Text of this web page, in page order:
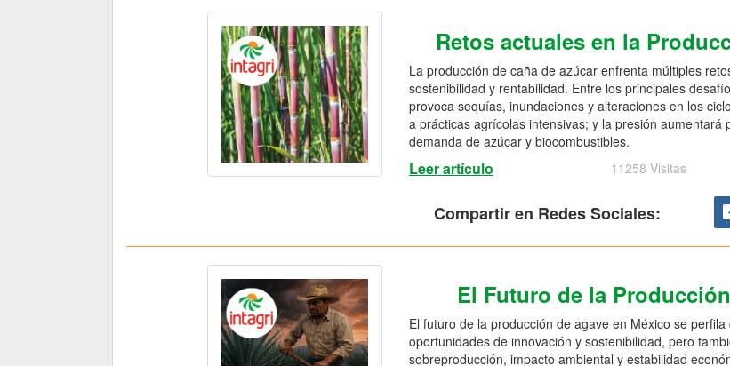
Retos actuales en la
La producción de caña de azúcar enfrenta múltiples
sostenibilidad y rentabilidad. Entre los principales
provoca sequías, inundaciones y alteraciones en los
a prácticas agrícolas intensivas; y la presión
demanda de azúcar y biocombustibles.
Leer artículo 11258 Visitas
Compartir en Redes Sociales:
El Futuro de la
El futuro de la producción de agave en México se
oportunidades de innovación y sostenibilidad, pero
sobreproducción, impacto ambiental y estabilidad